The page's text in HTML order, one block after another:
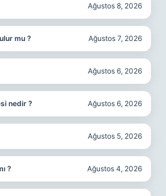
Ağustos 8, 2026
mu ? Ağustos 7, 2026
Ağustos 6, 2026
nedir ? Ağustos 6, 2026
Ağustos 5, 2026
? Ağustos 4, 2026